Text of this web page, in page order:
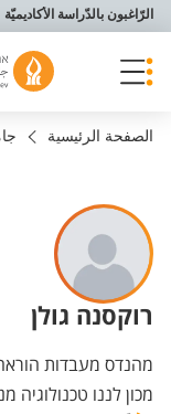
תפריט נגישות
الرّاغبون بالدّراسة الأكاديميّة
الصفحة الرئيسية
רוקסנה גולן
מהנדס מעבדות
מכון לננו טכנולוגיה